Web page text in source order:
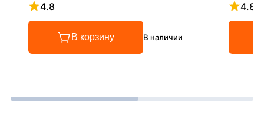
4.8
Рейтинг 4.8 из 5
В корзину В наличии
4.8